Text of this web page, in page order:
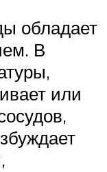
обладает
В
или